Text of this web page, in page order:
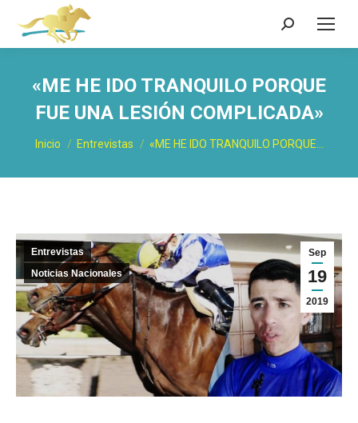
Buscar:
«ME HE IDO TRANQUILO PORQUE
FUE UNA LESIÓN COMPLICADA»
Estás aquí:
Inicio Entrevistas «ME HE IDO TRANQUILO PORQUE…
Sep
19
2019
Entrevistas
Noticias Nacionales